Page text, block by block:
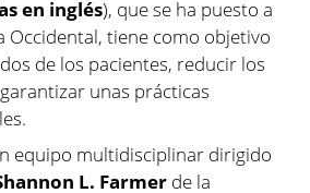
en inglés), que se ha puesto a
Occidental, tiene como objetivo
de los pacientes, reducir los
unas prácticas
equipo multidisciplinar dirigido
L. Farmer de la